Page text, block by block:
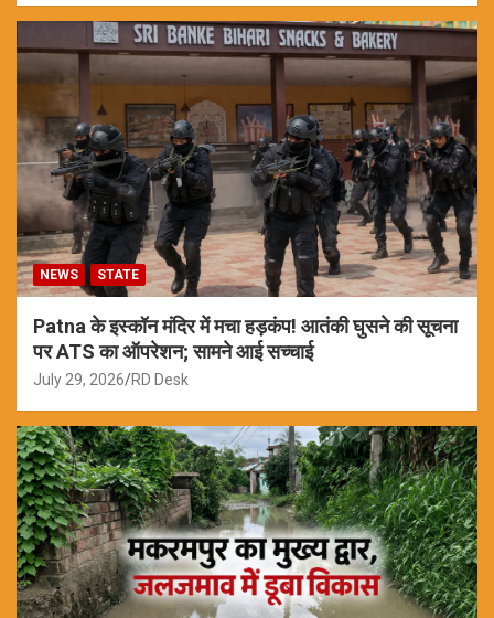
NEWS STATE
Patna के इस्कॉन मंदिर में मचा हड़कंप! आतंकी घुसने की सूचना
पर ATS का ऑपरेशन; सामने आई सच्चाई
July 29, 2026 RD Desk